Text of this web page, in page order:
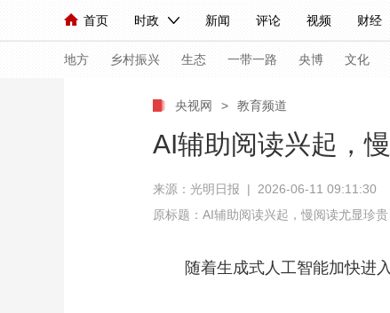
首页 时政 新闻 评论 视频 财经
人民领袖习近平 联播+ 中国领导人 央视快评
直播 栏目大全 节目单 听音 微视频
海外频道 iPanda English Монгол
地方 乡村振兴 生态 一带一路 央博 文化
小央视频 小央直播 直播中国 熊
央视网 > 教育频道
AI辅助阅读兴起，
来源：光明日报 | 2026-06-11 09:11:30
原标题：AI辅助阅读兴起，慢阅读尤显珍贵
随着生成式人工智能加快进